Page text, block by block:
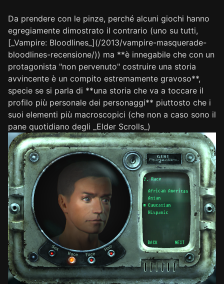
Da prendere con le pinze, perché alcuni giochi hanno
egregiamente dimostrato il contrario (uno su tutti,
[_Vampire: Bloodlines_](/2013/vampire-masquerade-
bloodlines-recensione/)) ma **è innegabile che con un
protagonista "non pervenuto" costruire una storia
avvincente è un compito estremamente gravoso**,
specie se si parla di **una storia che va a toccare il
profilo più personale dei personaggi** piuttosto che i
suoi elementi più macroscopici (che non a caso sono il
pane quotidiano degli _Elder Scrolls_)